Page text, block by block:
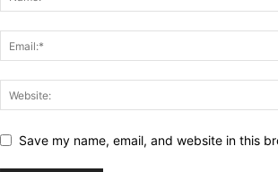
Save my name, email, and website in this